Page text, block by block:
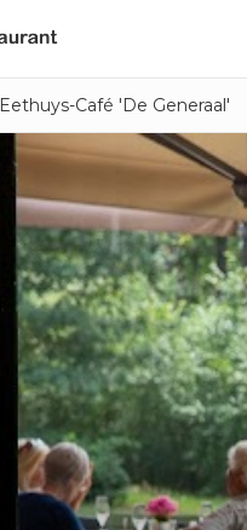
Eethuys-Café 'De Generaal'